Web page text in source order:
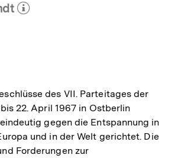
zum Autor)
des VII. Parteitages der
bis 22. April 1967 in Ostberlin
gegen die Entspannung in
und in der Welt gerichtet. Die
Forderungen zur